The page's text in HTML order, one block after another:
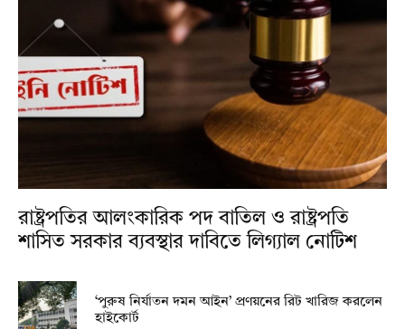
রাষ্ট্রপতির আলংকারিক পদ বাতিল ও রাষ্ট্রপতি
শাসিত সরকার ব্যবস্থার দাবিতে লিগ্যাল নোটিশ
‘পুরুষ নির্যাতন দমন আইন’ প্রণয়নের রিট খারিজ করলেন
হাইকোর্ট